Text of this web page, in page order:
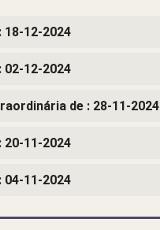
18-12-2024
02-12-2024
de : 28-11-2024
20-11-2024
04-11-2024